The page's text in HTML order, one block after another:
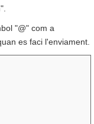
"@" com a
es faci l'enviament.